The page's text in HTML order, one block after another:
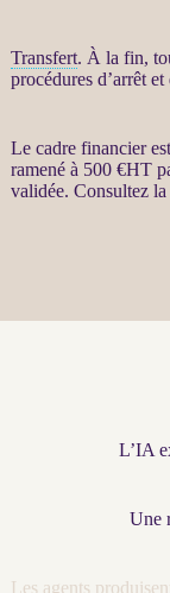
Transfert. À la fin,
procédures d’arrêt
Le cadre financier
ramené à 500 €HT
validée. Consultez la
L’IA
Une
Les agents